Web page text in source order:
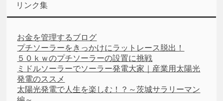
リンク集
お金を管理するブログ
プチソーラーをきっかけにラットレース脱出！
５０ｋｗのプチソーラーの設置に挑戦
ミドルソーラーでソーラー発電大家｜産業用太陽光
発電のススメ
太陽光発電で人生を楽しむ！？～茨城サラリーマン